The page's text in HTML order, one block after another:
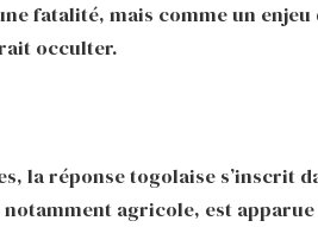
fatalité, mais comme un enjeu
occulter.
la réponse togolaise s’inscrit
agricole, est